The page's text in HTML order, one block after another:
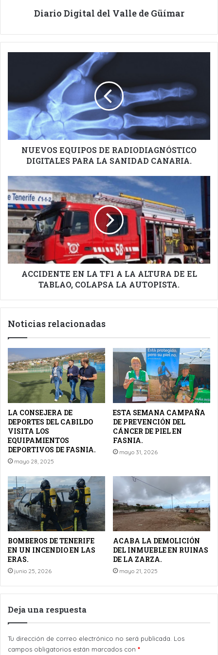
Diario Digital del Valle de Güímar
RADIODIAGNÓSTICO
DIGITALES
PARA
SANIDAD
CANARIA.
NUEVOS EQUIPOS DE RADIODIAGNÓSTICO
DIGITALES PARA LA SANIDAD CANARIA.
ACCIDENTE
EN
LA
TF1
A
LA
ALTURA
DE
EL
TABLAO,ACCIDENTE EN LA TF1 A LA ALTURA DE EL
TABLAO, COLAPSA LA AUTOPISTA.
Noticias relacionadas
LA CONSEJERA DE
DEPORTES DEL CABILDO
VISITA LOS
EQUIPAMIENTOS
DEPORTIVOS DE FASNIA.
mayo 28, 2025
ESTA SEMANA CAMPAÑA
DE PREVENCIÓN DEL
CÁNCER DE PIEL EN
FASNIA.
mayo 31, 2026
BOMBEROS DE TENERIFE
EN UN INCENDIO EN LAS
ERAS.
junio 25, 2026
ACABA LA DEMOLICIÓN
DEL INMUEBLE EN RUINAS
DE LA ZARZA.
mayo 21, 2025
Deja una respuesta
Tu dirección de correo electrónico no será publicada. Los
campos obligatorios están marcados con *